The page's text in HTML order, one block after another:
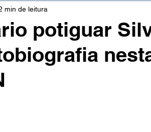
Ambiente
Artigo Mundo
potiguar
min de leitura